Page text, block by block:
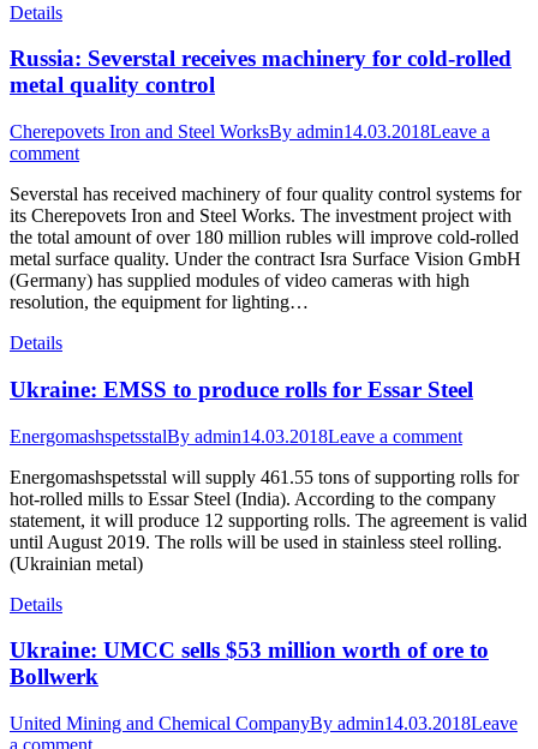
Details
Russia: Severstal receives machinery for cold-rolled
metal quality control
Cherepovets Iron and Steel WorksBy admin14.03.2018Leave a
comment
Severstal has received machinery of four quality control systems for
its Cherepovets Iron and Steel Works. The investment project with
the total amount of over 180 million rubles will improve cold-rolled
metal surface quality. Under the contract Isra Surface Vision GmbH
(Germany) has supplied modules of video cameras with high
resolution, the equipment for lighting…
Details
Ukraine: EMSS to produce rolls for Essar Steel
EnergomashspetsstalBy admin14.03.2018Leave a comment
Energomashspetsstal will supply 461.55 tons of supporting rolls for
hot-rolled mills to Essar Steel (India). According to the company
statement, it will produce 12 supporting rolls. The agreement is valid
until August 2019. The rolls will be used in stainless steel rolling.
(Ukrainian metal)
Details
Ukraine: UMCC sells $53 million worth of ore to
Bollwerk
United Mining and Chemical CompanyBy admin14.03.2018Leave
a comment